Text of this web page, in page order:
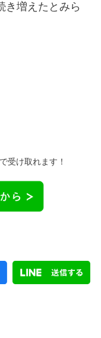
き増えたとみら
受け取れます！